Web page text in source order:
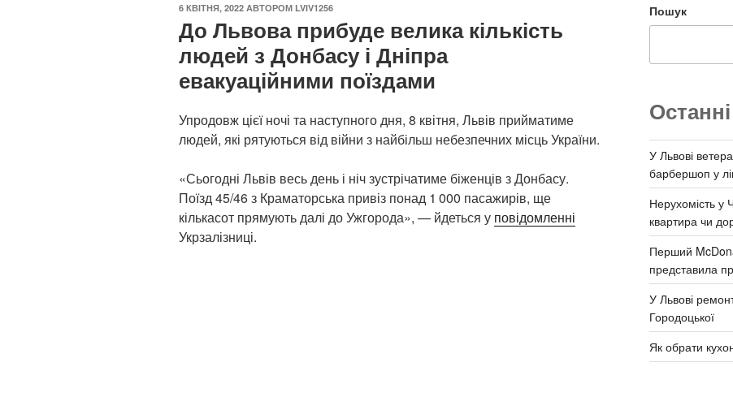
ОПУБЛІКОВАНО
6 КВІТНЯ, 2022 АВТОРОМ LVIV1256
До Львова прибуде велика кількість
людей з Донбасу і Дніпра
евакуаційними поїздами
Упродовж цієї ночі та наступного дня, 8 квітня, Львів прийматиме
людей, які рятуються від війни з найбільш небезпечних місць України.
«Сьогодні Львів весь день і ніч зустрічатиме біженців з Донбасу.
Поїзд 45/46 з Краматорська привіз понад 1 000 пасажирів, ще
кількасот прямують далі до Ужгорода», — йдеться у повідомленні
Укрзалізниці.
Пошук
У Львові
барбершоп у
Нерухомість у
квартира чи
Перший
представила
У Львові
Городоцької
Як обрати